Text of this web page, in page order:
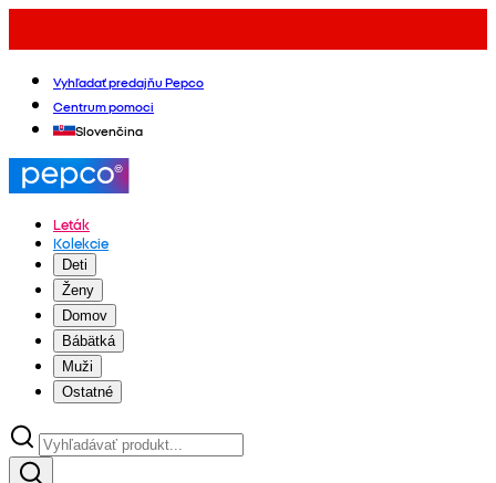
Vyhľadať predajňu Pepco
Centrum pomoci
Slovenčina
Leták
Kolekcie
Deti
Ženy
Domov
Bábätká
Muži
Ostatné